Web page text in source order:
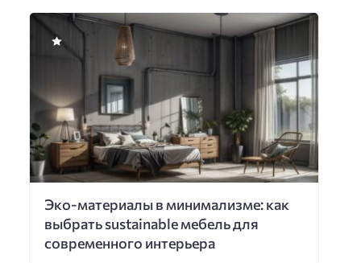
Эко-материалы в минимализме: как
выбрать sustainable мебель для
современного интерьера